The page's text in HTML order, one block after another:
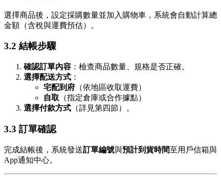
選擇商品後，設定採購數量並加入購物車，系統會自動計算總
金額（含稅與運費預估）。
3.2 結帳步驟
確認訂單內容 ：檢查商品數量、規格是否正確。
選擇配送方式 ：
宅配到府 （依地區收取運費）
自取 （指定倉庫或合作據點）
選擇付款方式 （詳見第四節）。
3.3 訂單確認
完成結帳後，系統發送訂單編號與預計到貨時間至用戶信箱與
App通知中心。